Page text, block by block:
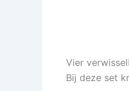
Vier
Bij deze set